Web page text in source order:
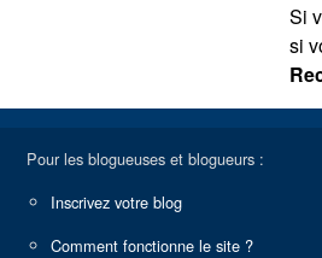
Si
si
Pour les blogueuses et blogueurs :
Inscrivez votre blog
Comment fonctionne le site ?